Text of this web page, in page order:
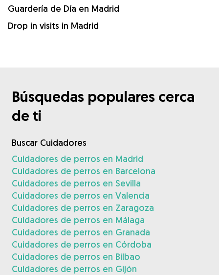
Guardería de Día en Madrid
Drop in visits in Madrid
Búsquedas populares cerca
de ti
Buscar Cuidadores
Cuidadores de perros en Madrid
Cuidadores de perros en Barcelona
Cuidadores de perros en Sevilla
Cuidadores de perros en Valencia
Cuidadores de perros en Zaragoza
Cuidadores de perros en Málaga
Cuidadores de perros en Granada
Cuidadores de perros en Córdoba
Cuidadores de perros en Bilbao
Cuidadores de perros en Gijón